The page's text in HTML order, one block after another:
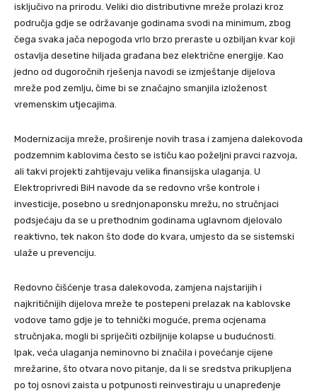
isključivo na prirodu. Veliki dio distributivne mreže prolazi kroz
područja gdje se održavanje godinama svodi na minimum, zbog
čega svaka jača nepogoda vrlo brzo preraste u ozbiljan kvar koji
ostavlja desetine hiljada građana bez električne energije. Kao
jedno od dugoročnih rješenja navodi se izmještanje dijelova
mreže pod zemlju, čime bi se značajno smanjila izloženost
vremenskim utjecajima.
Modernizacija mreže, proširenje novih trasa i zamjena dalekovoda
podzemnim kablovima često se ističu kao poželjni pravci razvoja,
ali takvi projekti zahtijevaju velika finansijska ulaganja. U
Elektroprivredi BiH navode da se redovno vrše kontrole i
investicije, posebno u srednjonaponsku mrežu, no stručnjaci
podsjećaju da se u prethodnim godinama uglavnom djelovalo
reaktivno, tek nakon što dođe do kvara, umjesto da se sistemski
ulaže u prevenciju.
Redovno čišćenje trasa dalekovoda, zamjena najstarijih i
najkritičnijih dijelova mreže te postepeni prelazak na kablovske
vodove tamo gdje je to tehnički moguće, prema ocjenama
stručnjaka, mogli bi spriječiti ozbiljnije kolapse u budućnosti.
Ipak, veća ulaganja neminovno bi značila i povećanje cijene
mrežarine, što otvara novo pitanje, da li se sredstva prikupljena
po toj osnovi zaista u potpunosti reinvestiraju u unapređenje